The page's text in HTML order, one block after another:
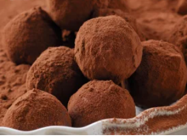
Connexion